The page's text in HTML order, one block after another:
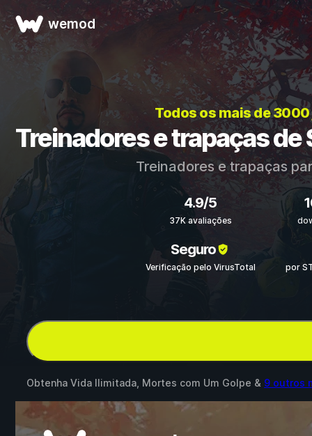
wemod
Todos os mais de
Treinadores e trapaças
Treinadores e trapaças
4.9/5
37K avaliações
Seguro
Verificação pelo VirusTotal por
Obtenha Vida Ilimitada, Mortes com Um Golpe & 9 outros